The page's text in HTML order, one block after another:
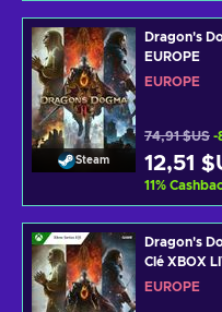
Steam
Dragon's
EUROPE
EUROPE
74,91 $US -
12,51
11%
Dragon's
Clé XBOX
EUROPE